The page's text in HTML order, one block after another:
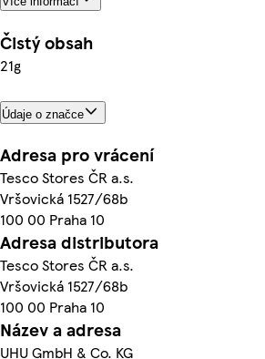
Čistý obsah
21g
Údaje o značce
Adresa pro vrácení
Tesco Stores ČR a.s.
Vršovická 1527/68b
100 00 Praha 10
Adresa distributora
Tesco Stores ČR a.s.
Vršovická 1527/68b
100 00 Praha 10
Název a adresa
UHU GmbH & Co. KG